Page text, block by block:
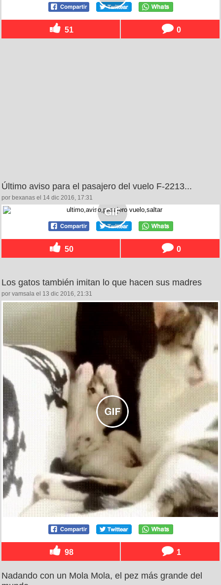
51 0
Último aviso para el pasajero del vuelo F-2213...
por bexanas el 14 dic 2016, 17:31
50 0
Los gatos también imitan lo que hacen sus madres
por vamsala el 13 dic 2016, 21:31
98 1
Nadando con un Mola Mola, el pez más grande del